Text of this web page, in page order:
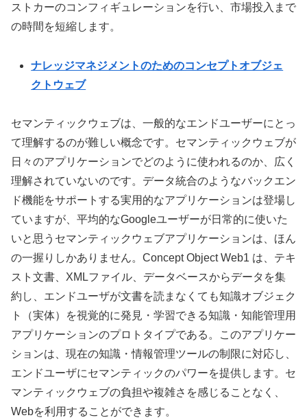
ストカーのコンフィギュレーションを行い、市場投入まで
の時間を短縮します。
ナレッジマネジメントのためのコンセプトオブジェ
クトウェブ
セマンティックウェブは、一般的なエンドユーザーにとっ
て理解するのが難しい概念です。セマンティックウェブが
日々のアプリケーションでどのように使われるのか、広く
理解されていないのです。データ統合のようなバックエン
ド機能をサポートする実用的なアプリケーションは登場し
ていますが、平均的なGoogleユーザーが日常的に使いた
いと思うセマンティックウェブアプリケーションは、ほん
の一握りしかありません。Concept Object Web1 は、テキ
スト文書、XMLファイル、データベースからデータを集
約し、エンドユーザが文書を読まなくても知識オブジェク
ト（実体）を視覚的に発見・学習できる知識・知能管理用
アプリケーションのプロトタイプである。このアプリケー
ションは、現在の知識・情報管理ツールの制限に対応し、
エンドユーザにセマンティックのパワーを提供します。セ
マンティックウェブの負担や複雑さを感じることなく、
Webを利用することができます。